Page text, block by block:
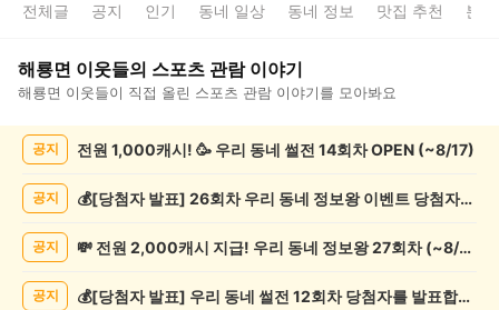
전체글 공지 인기 동네 일상 동네 정보 맛집 추천 분
해룡면 이웃들의 스포츠 관람이야기
해룡면 이웃들이 직접 올린 스포츠 관람 이야기를 모아봐요
공지 전원 1,000캐시! 🥳 우리 동네 썰전 14회차 OPEN (~8/17)
공지 💰[당첨자 발표] 26회차 우리 동네 정보왕 이벤트 당첨자를 발표합니다!
공지 💸 전원 2,000캐시 지급! 우리 동네 정보왕 27회차 (~8/10)
공지 💰[당첨자 발표] 우리 동네 썰전 12회차 당첨자를 발표합니다!